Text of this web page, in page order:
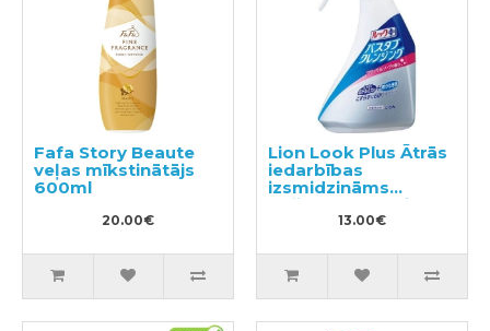
Fafa Story Beaute
veļas mīkstinātājs
600ml
20.00€
Lion Look Plus Ātrās
iedarbības
izsmidzināms
tīrīšanas līdzeklis
vannasistabai ar
500ml
13.00€